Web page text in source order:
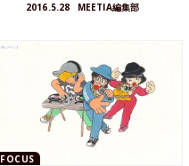
2016.5.28 MEETIA編集部
FOCUS